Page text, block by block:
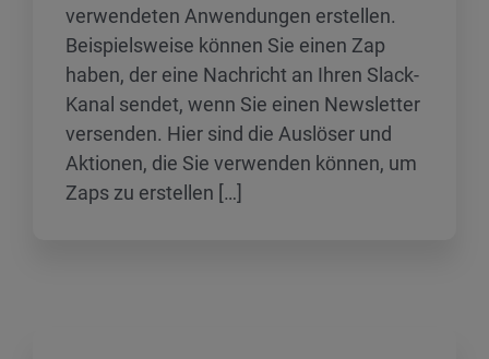
verwendeten Anwendungen erstellen.
Beispielsweise können Sie einen Zap
haben, der eine Nachricht an Ihren Slack-
Kanal sendet, wenn Sie einen Newsletter
versenden. Hier sind die Auslöser und
Aktionen, die Sie verwenden können, um
Zaps zu erstellen […]